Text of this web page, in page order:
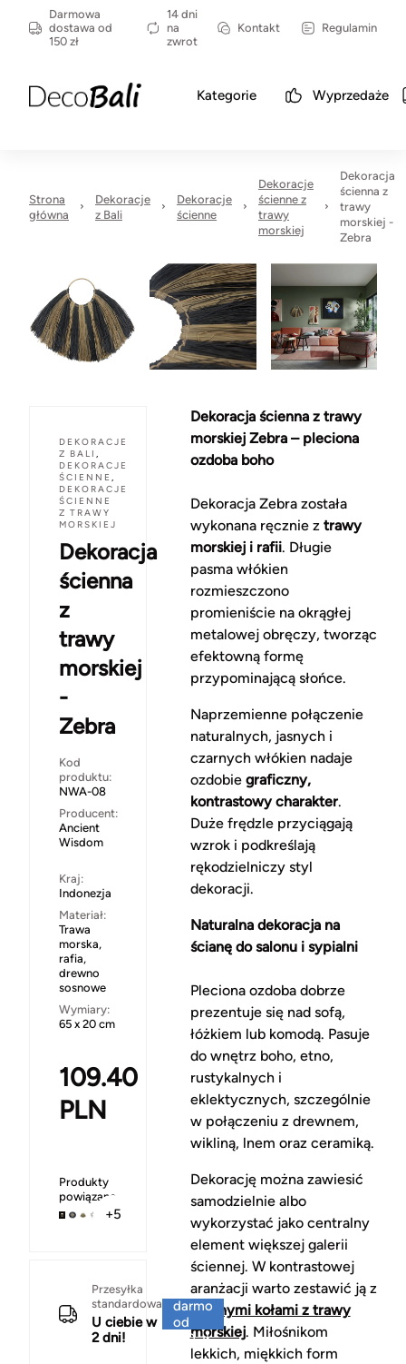
Darmowa
dostawa od
150 zł
14 dni
na
zwrot
Kontakt Regulamin
Kategorie Wyprzedaże
Strona
główna
Dekoracje
z Bali
Dekoracje
ścienne
Dekoracje
ścienne z
trawy
morskiej
Dekoracja
ścienna z
trawy
morskiej -
Zebra
DEKORACJE
Z BALI ,
DEKORACJE
ŚCIENNE ,
DEKORACJE
ŚCIENNE
Z TRAWY
MORSKIEJ
Dekoracja
ścienna
z
trawy
morskiej
-
Zebra
Kod
produktu:
NWA-08
Producent:
Ancient
Wisdom
Kraj:
Indonezja
Materiał:
Trawa
morska,
rafia,
drewno
sosnowe
Wymiary:
65 x 20 cm
109.40
PLN
Produkty
powiązane
+5
Przesyłka
standardowa
U ciebie w
2 dni!
darmo
od
150 zł
Dekoracja ścienna z trawy
morskiej Zebra – pleciona
ozdoba boho
Dekoracja Zebra została
wykonana ręcznie z trawy
morskiej i rafii. Długie
pasma włókien
rozmieszczono
promieniście na okrągłej
metalowej obręczy, tworząc
efektowną formę
przypominającą słońce.
Naprzemienne połączenie
naturalnych, jasnych i
czarnych włókien nadaje
ozdobie graficzny,
kontrastowy charakter.
Duże frędzle przyciągają
wzrok i podkreślają
rękodzielniczy styl
dekoracji.
Naturalna dekoracja na
ścianę do salonu i sypialni
Pleciona ozdoba dobrze
prezentuje się nad sofą,
łóżkiem lub komodą. Pasuje
do wnętrz boho, etno,
rustykalnych i
eklektycznych, szczególnie
w połączeniu z drewnem,
wikliną, lnem oraz ceramiką.
Dekorację można zawiesić
samodzielnie albo
wykorzystać jako centralny
element większej galerii
ściennej. W kontrastowej
aranżacji warto zestawić ją z
czarnymi kołami z trawy
morskiej. Miłośnikom
lekkich, miękkich form